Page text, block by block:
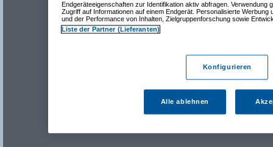
Endgeräteeigenschaften zur Identifikation aktiv abfragen. Verwendung
Zugriff auf Informationen auf einem Endgerät. Personalisierte Werbung
und der Performance von Inhalten, Zielgruppenforschung sowie
Liste der Partner (Lieferanten)
Konfigurieren
Alle ablehnen